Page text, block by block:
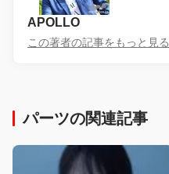
APOLLO
この著者の記事をもっと見る
パーツの関連記事